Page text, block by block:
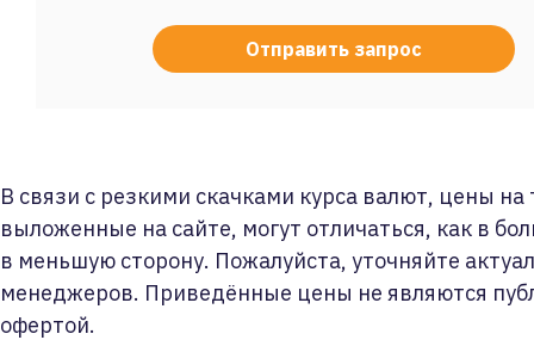
В связи с резкими скачками курса валют, цены на
выложенные на сайте, могут отличаться, как в
в меньшую сторону. Пожалуйста, уточняйте
менеджеров. Приведённые цены не являются
офертой.